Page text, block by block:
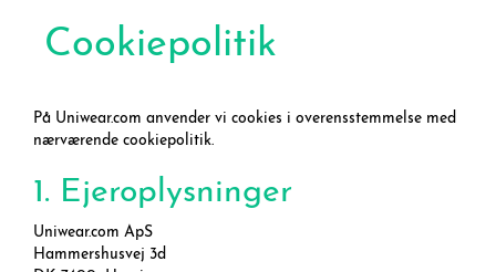
Cookiepolitik
På Uniwear.com anvender vi cookies i overensstemmelse med
nærværende cookiepolitik.
1. Ejeroplysninger
Uniwear.com ApS
Hammershusvej 3d